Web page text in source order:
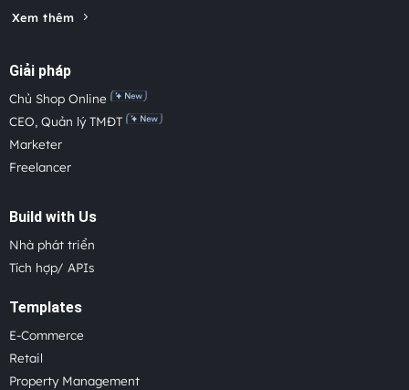
Xem thêm
Giải pháp
Chủ Shop Online
CEO, Quản lý TMĐT
Marketer
Freelancer
Build with Us
Nhà phát triển
Tích hợp/ APIs
Templates
E-Commerce
Retail
Property Management